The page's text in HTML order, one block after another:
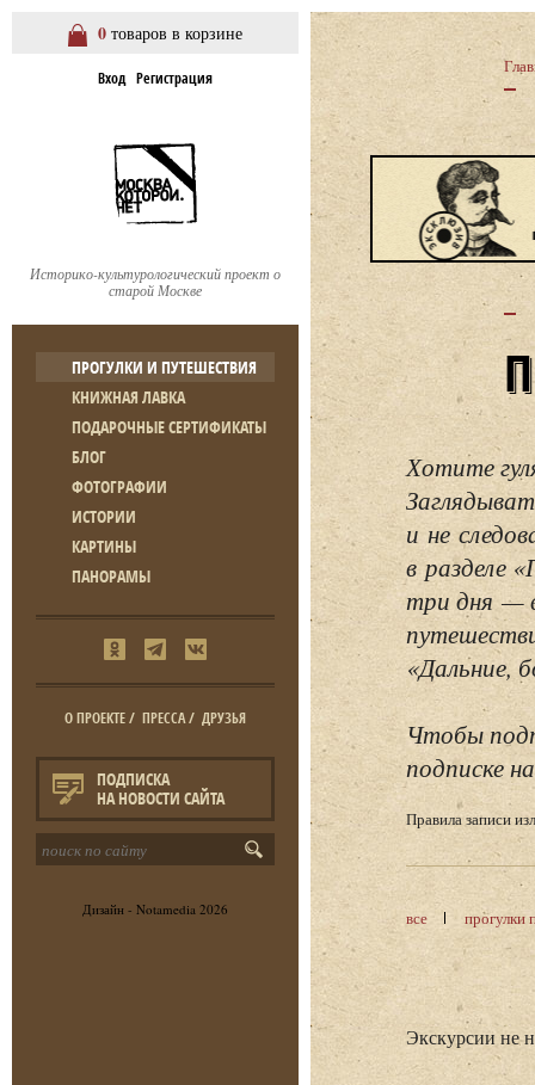
0 товаров в корзине
Вход Регистрация
Историко-культурологический проект о
старой Москве
ПРОГУЛКИ И ПУТЕШЕСТВИЯ
КНИЖНАЯ ЛАВКА
ПОДАРОЧНЫЕ СЕРТИФИКАТЫ
БЛОГ
ФОТОГРАФИИ
ИСТОРИИ
КАРТИНЫ
ПАНОРАМЫ
О ПРОЕКТЕ/ ПРЕССА/ ДРУЗЬЯ
ПОДПИСКА
НА НОВОСТИ САЙТА
Дизайн - Notamedia 2026
Хотите
и не
в разделе
три дня —
«Дальние,
Чтобы
подписке
Правила записи
все прогулки
Экскурсии не